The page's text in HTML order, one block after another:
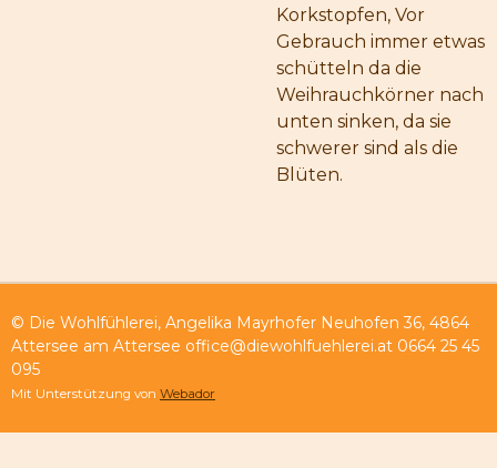
Korkstopfen, Vor
Gebrauch immer etwas
schütteln da die
Weihrauchkörner nach
unten sinken, da sie
schwerer sind als die
Blüten.
© Die Wohlfühlerei, Angelika Mayrhofer Neuhofen 36, 4864
Attersee am Attersee office@diewohlfuehlerei.at 0664 25 45
095
Mit Unterstützung von Webador